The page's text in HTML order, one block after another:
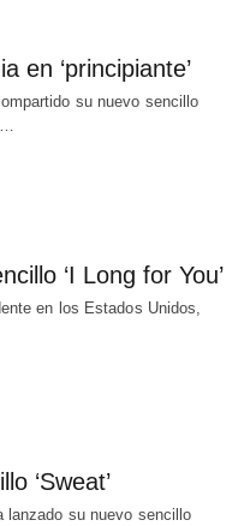
en ‘principiante’
su nuevo sencillo
‘I Long for You’
en los Estados Unidos,
‘Sweat’
lanzado su nuevo sencillo